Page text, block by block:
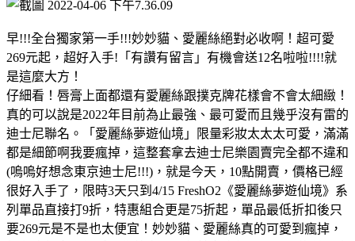
早!!!全台獨家第一手!!!妙妙貓、愛麗絲絕對必收啊！超可愛
269元起，超好入手!「有讚有留言」有機會送12名啦啦!!!!就
是這麼大方！
仔細看！唇膏上面都還有愛麗絲跟撲克牌花樣會不會太細緻！
真的可以說是2022年目前為止最強、最可愛而且幾乎沒有雷的
迪士尼聯名。「愛麗絲夢遊仙境」限量彩妝太太太可愛，滿滿
都是細節啊我要瘋掉，這整套拿去迪士尼樂園賣完全都不違和
(嗚嗚好想念東京迪士尼!!!)，就是今天，10點開賣，價格已經
很好入手了，限時3天只到4/15 FreshO2《愛麗絲夢遊仙境》系
列單品直接打9折，特惠組合更是75折起，單品最低折扣後只
要269元是不是也太便宜！妙妙貓、愛麗絲真的可愛到瘋掉，